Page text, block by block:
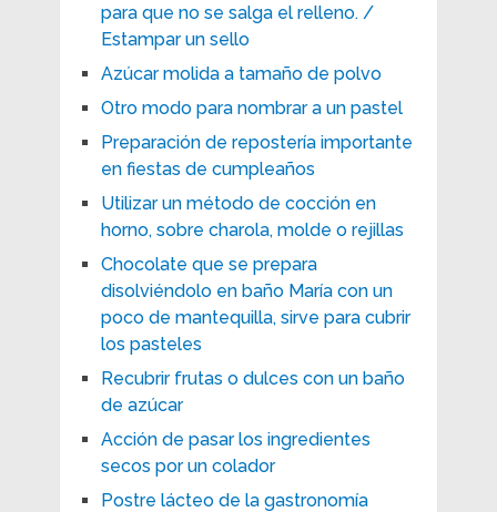
para que no se salga el relleno. /
Estampar un sello
Azúcar molida a tamaño de polvo
Otro modo para nombrar a un pastel
Preparación de repostería importante
en fiestas de cumpleaños
Utilizar un método de cocción en
horno, sobre charola, molde o rejillas
Chocolate que se prepara
disolviéndolo en baño María con un
poco de mantequilla, sirve para cubrir
los pasteles
Recubrir frutas o dulces con un baño
de azúcar
Acción de pasar los ingredientes
secos por un colador
Postre lácteo de la gastronomía